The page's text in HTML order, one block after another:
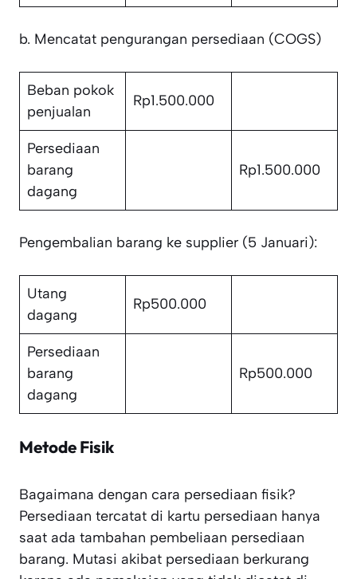
b. Mencatat pengurangan persediaan (COGS)
Beban pokok
penjualan
Rp1.500.000
Persediaan
barang
dagang
Rp1.500.000
Pengembalian barang ke supplier (5 Januari):
Utang
dagang
Rp500.000
Persediaan
barang
dagang
Rp500.000
Metode Fisik
Bagaimana dengan cara persediaan fisik?
Persediaan tercatat di kartu persediaan hanya
saat ada tambahan pembeliaan persediaan
barang. Mutasi akibat persediaan berkurang